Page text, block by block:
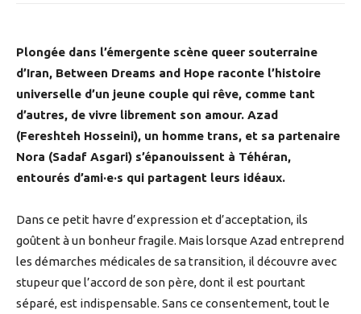
Plongée dans l’émergente scène queer souterraine
d’Iran, Between Dreams and Hope raconte l’histoire
universelle d’un jeune couple qui rêve, comme tant
d’autres, de vivre librement son amour. Azad
(Fereshteh Hosseini), un homme trans, et sa partenaire
Nora (Sadaf Asgari) s’épanouissent à Téhéran,
entourés d’ami·e·s qui partagent leurs idéaux.
Dans ce petit havre d’expression et d’acceptation, ils
goûtent à un bonheur fragile. Mais lorsque Azad entreprend
les démarches médicales de sa transition, il découvre avec
stupeur que l’accord de son père, dont il est pourtant
séparé, est indispensable. Sans ce consentement, tout le